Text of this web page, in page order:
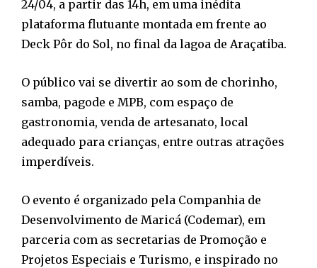
24/04, a partir das 14h, em uma inédita
plataforma flutuante montada em frente ao
Deck Pôr do Sol, no final da lagoa de Araçatiba.
O público vai se divertir ao som de chorinho,
samba, pagode e MPB, com espaço de
gastronomia, venda de artesanato, local
adequado para crianças, entre outras atrações
imperdíveis.
O evento é organizado pela Companhia de
Desenvolvimento de Maricá (Codemar), em
parceria com as secretarias de Promoção e
Projetos Especiais e Turismo, e inspirado no